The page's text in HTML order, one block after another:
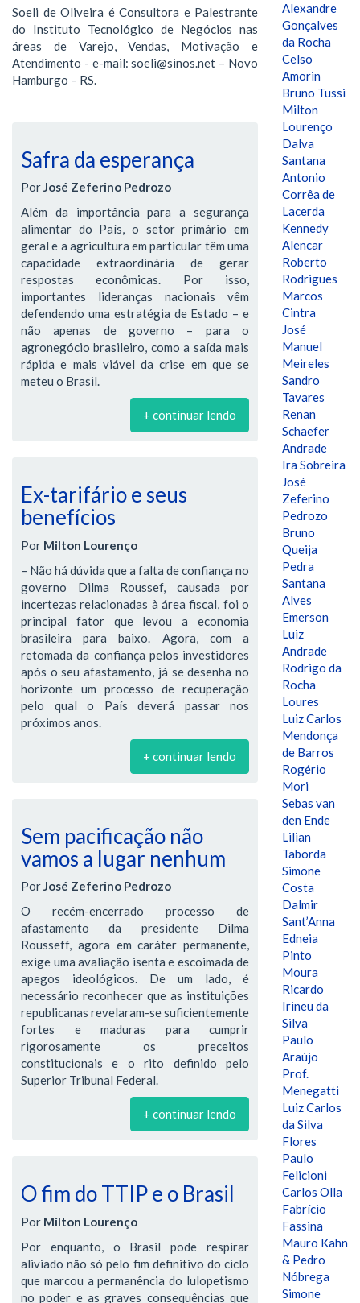
Soeli de Oliveira é Consultora e Palestrante
do Instituto Tecnológico de Negócios nas
áreas de Varejo, Vendas, Motivação e
Atendimento - e-mail: soeli@sinos.net – Novo
Hamburgo – RS.
Safra da esperança
PorJosé Zeferino Pedrozo
Além da importância para a segurança
alimentar do País, o setor primário em
geral e a agricultura em particular têm uma
capacidade extraordinária de gerar
respostas econômicas. Por isso,
importantes lideranças nacionais vêm
defendendo uma estratégia de Estado – e
não apenas de governo – para o
agronegócio brasileiro, como a saída mais
rápida e mais viável da crise em que se
meteu o Brasil.
+ continuar lendo
Ex-tarifário e seus
benefícios
Por Milton Lourenço
– Não há dúvida que a falta de confiança no
governo Dilma Roussef, causada por
incertezas relacionadas à área fiscal, foi o
principal fator que levou a economia
brasileira para baixo. Agora, com a
retomada da confiança pelos investidores
após o seu afastamento, já se desenha no
horizonte um processo de recuperação
pelo qual o País deverá passar nos
próximos anos.
+ continuar lendo
Sem pacificação não
vamos a lugar nenhum
PorJosé Zeferino Pedrozo
O recém-encerrado processo de
afastamento da presidente Dilma
Rousseff, agora em caráter permanente,
exige uma avaliação isenta e escoimada de
apegos ideológicos. De um lado, é
necessário reconhecer que as instituições
republicanas revelaram-se suficientemente
fortes e maduras para cumprir
rigorosamente os preceitos
constitucionais e o rito definido pelo
Superior Tribunal Federal.
+ continuar lendo
O fim do TTIP e o Brasil
Por Milton Lourenço
Por enquanto, o Brasil pode respirar
aliviado não só pelo fim definitivo do ciclo
que marcou a permanência do lulopetismo
no poder e as graves consequências que
Alexandre
Gonçalves
da Rocha
Celso
Amorin
Bruno Tussi
Milton
Lourenço
Dalva
Santana
Antonio
Corrêa de
Lacerda
Kennedy
Alencar
Roberto
Rodrigues
Marcos
Cintra
José
Manuel
Meireles
Sandro
Tavares
Renan
Schaefer
Andrade
Ira Sobreira
José
Zeferino
Pedrozo
Bruno
Queija
Pedra
Santana
Alves
Emerson
Luiz
Andrade
Rodrigo da
Rocha
Loures
Luiz Carlos
Mendonça
de Barros
Rogério
Mori
Sebas van
den Ende
Lilian
Taborda
Simone
Costa
Dalmir
Sant’Anna
Edneia
Pinto
Moura
Ricardo
Irineu da
Silva
Paulo
Araújo
Prof.
Menegatti
Luiz Carlos
da Silva
Flores
Paulo
Felicioni
Carlos Olla
Fabrício
Fassina
Mauro Kahn
& Pedro
Nóbrega
Simone